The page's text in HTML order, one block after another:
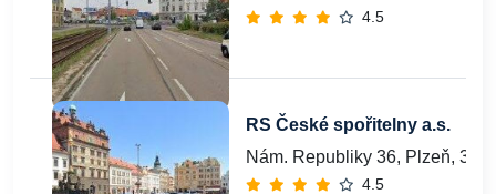
4.5
RS České spořitelny a.s.
Nám. Republiky 36, Plzeň,
4.5